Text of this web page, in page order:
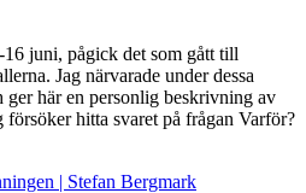
juni, pågick det som gått till
Jag närvarade under dessa
ger här en personlig beskrivning av
försöker hitta svaret på frågan Varför?
| Stefan Bergmark